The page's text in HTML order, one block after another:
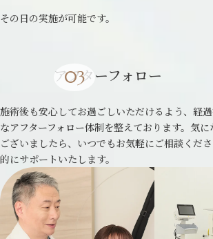
その日の実施が可能です。
アフターフォロー
施術後も安心してお過ごしいただけるよう、経
なアフターフォロー体制を整えております。気
ございましたら、いつでもお気軽にご相談くだ
的にサポートいたします。